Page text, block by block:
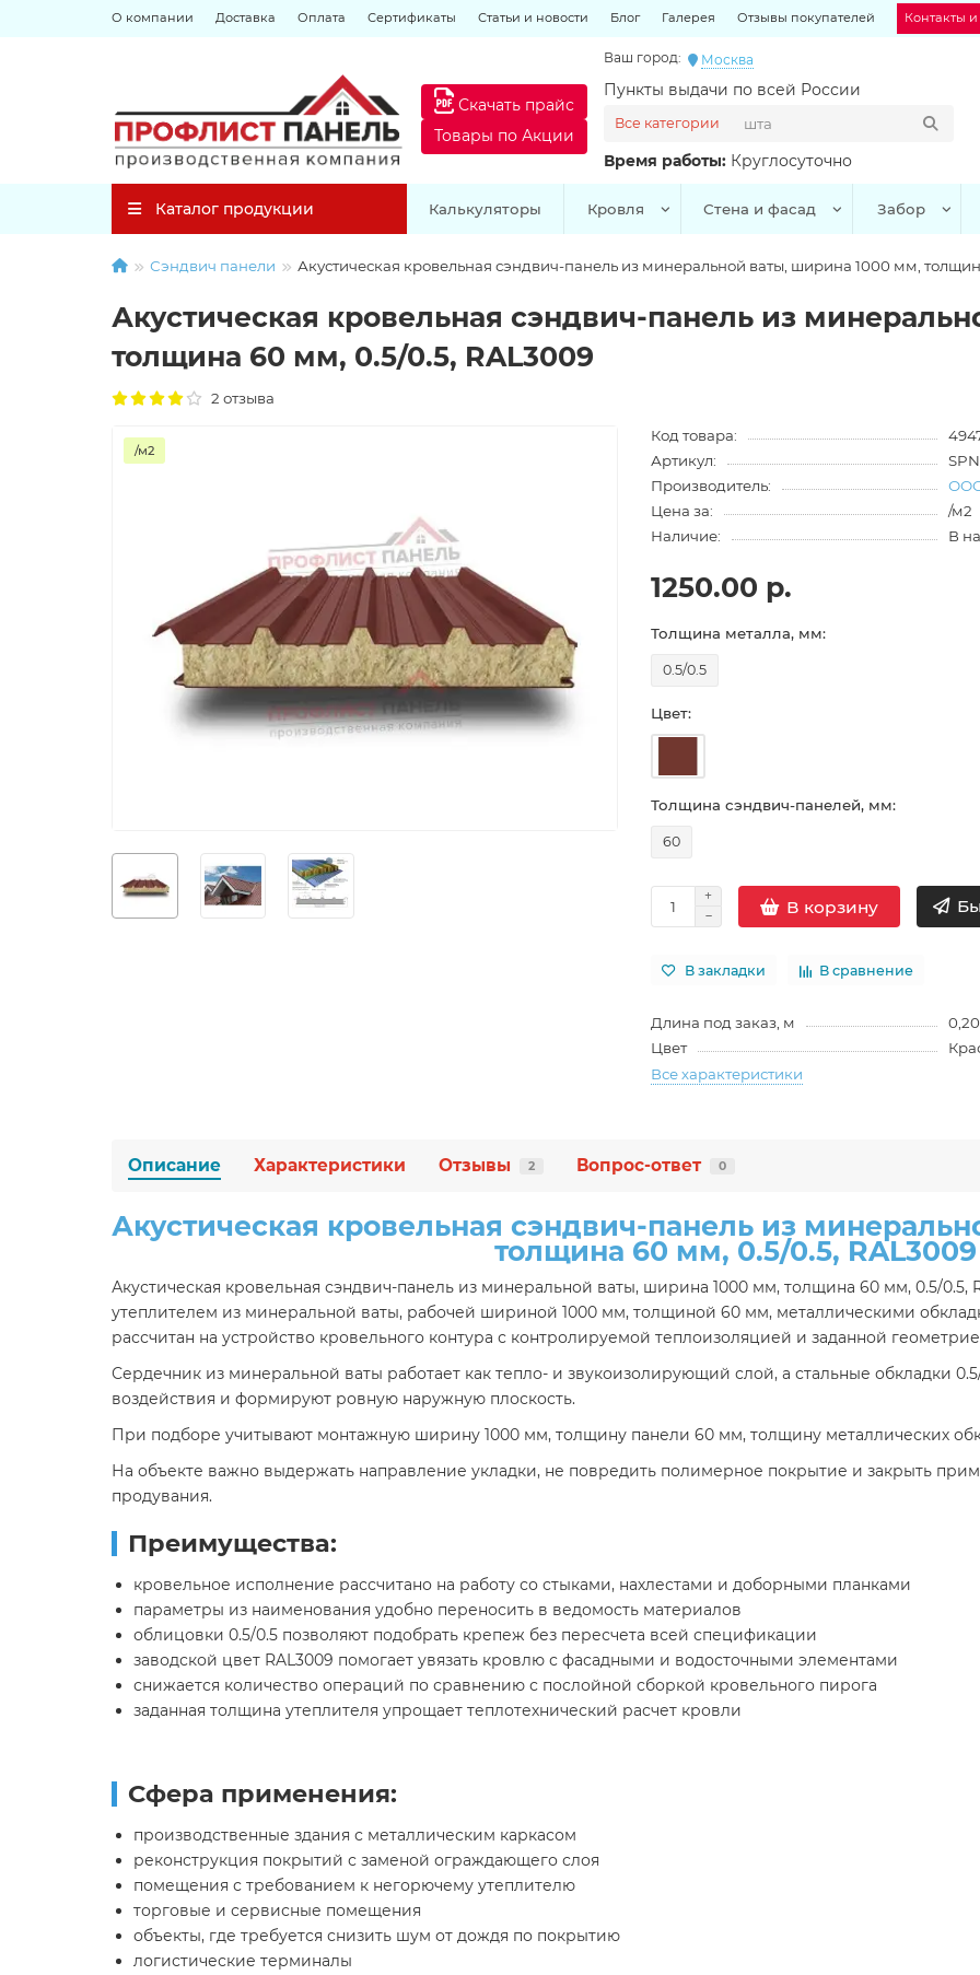
О компании Доставка Оплата Сертификаты Статьи и новости Блог Галерея Отзывы покупателей Контакты
Ваш город: Москва
Пункты выдачи по всей России
Время работы: Круглосуточно
Все категории
Скачать прайс
Товары по Акции
Каталог продукции Калькуляторы Кровля Стена и фасад Забор
Сэндвич панели Акустическая кровельная сэндвич-панель из минеральной ваты, ширина 1000 мм,
Акустическая кровельная сэндвич-панель из
толщина 60 мм, 0.5/0.5, RAL3009
2 отзыва
/м2
Код товара:
Артикул:
Производитель:
ООО
Цена за:
/м2
Наличие:
В
1250.00 р.
Толщина металла, мм:
0.5/0.5
Цвет:
Толщина сэндвич-панелей, мм:
60
В корзину
В закладки В сравнение
Длина под заказ, м
Цвет
Все характеристики
Описание Характеристики Отзывы 2 Вопрос-ответ 0
Акустическая кровельная сэндвич-панель из
толщина 60 мм, 0.5/0.5, RAL3009
Акустическая кровельная сэндвич-панель из минеральной ваты, ширина 1000 мм, толщина 60 мм, 0.5/0.5,
утеплителем из минеральной ваты, рабочей шириной 1000 мм, толщиной 60 мм, металлическими
рассчитан на устройство кровельного контура с контролируемой теплоизоляцией и заданной
Сердечник из минеральной ваты работает как тепло- и звукоизолирующий слой, а стальные обкладки
воздействия и формируют ровную наружную плоскость.
При подборе учитывают монтажную ширину 1000 мм, толщину панели 60 мм, толщину металлических
На объекте важно выдержать направление укладки, не повредить полимерное покрытие и закрыть
продувания.
Преимущества:
кровельное исполнение рассчитано на работу со стыками, нахлестами и доборными планками
параметры из наименования удобно переносить в ведомость материалов
облицовки 0.5/0.5 позволяют подобрать крепеж без пересчета всей спецификации
заводской цвет RAL3009 помогает увязать кровлю с фасадными и водосточными элементами
снижается количество операций по сравнению с послойной сборкой кровельного пирога
заданная толщина утеплителя упрощает теплотехнический расчет кровли
Сфера применения:
производственные здания с металлическим каркасом
реконструкция покрытий с заменой ограждающего слоя
помещения с требованием к негорючему утеплителю
торговые и сервисные помещения
объекты, где требуется снизить шум от дождя по покрытию
логистические терминалы